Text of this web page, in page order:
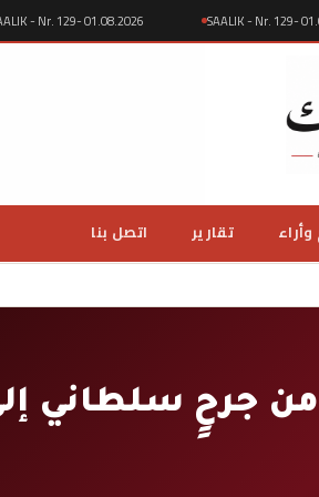
SAALIK - Nr. 129- 01.08.2026 SAALIK - Nr.
تقارير اتصل بنا
من جرحٍ